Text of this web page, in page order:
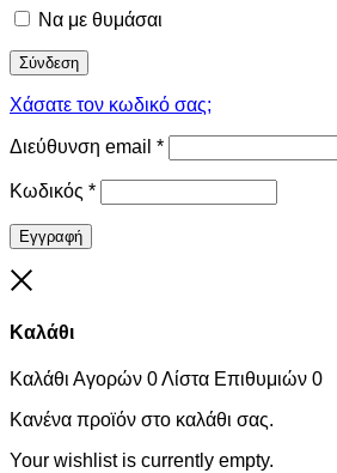
Να με θυμάσαι
Σύνδεση
Χάσατε τον κωδικό σας;
Διεύθυνση email *
Κωδικός *
Εγγραφή
Καλάθι
Καλάθι Αγορών 0Λίστα Επιθυμιών 0
Κανένα προϊόν στο καλάθι σας.
Your wishlist is currently empty.